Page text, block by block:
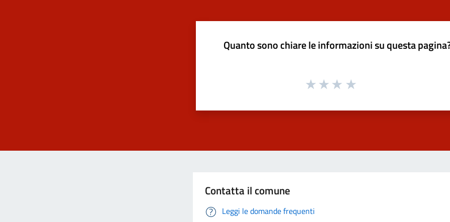
Quanto sono chiare le informazioni su questa
Contatta il comune
Leggi le domande frequenti